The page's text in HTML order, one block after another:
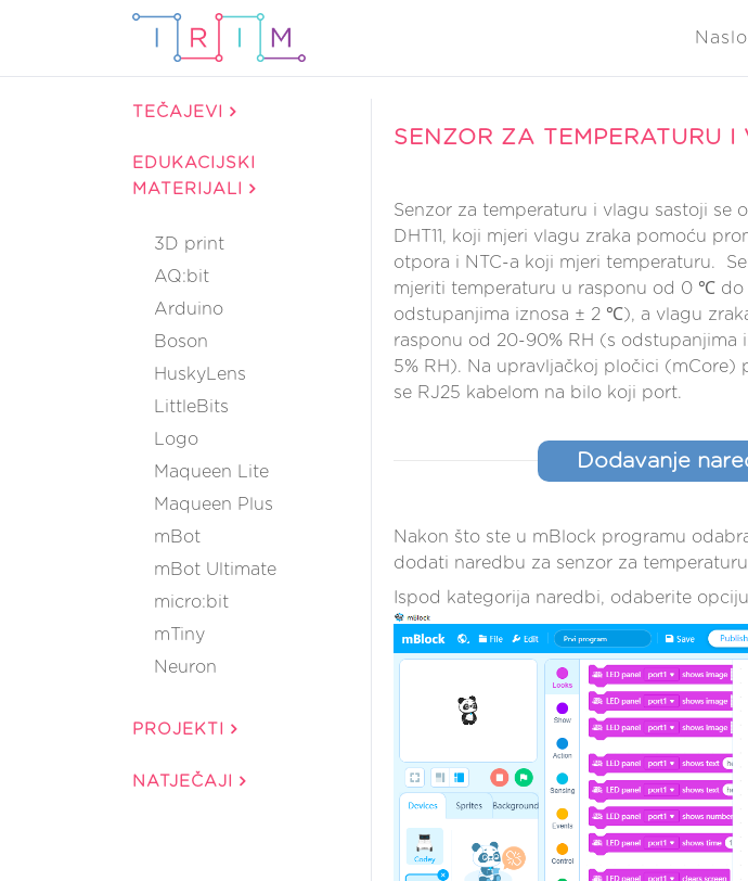
TEČAJEVI
EDUKACIJSKI
MATERIJALI
3D print
AQ:bit
Arduino
Boson
HuskyLens
LittleBits
Logo
Maqueen Lite
Maqueen Plus
mBot
mBot Ultimate
micro:bit
mTiny
Neuron
PROJEKTI
NATJEČAJI
SENZOR ZA TEMPERATURU I
Senzor za temperaturu i vlagu sastoji se
DHT11, koji mjeri vlagu zraka pomoću
otpora i NTC-a koji mjeri temperaturu.
mjeriti temperaturu u rasponu od 0 ℃
odstupanjima iznosa ± 2 ℃), a vlagu
rasponu od 20-90% RH (s odstupanjima
5% RH). Na upravljačkoj pločici (mCore)
se RJ25 kabelom na bilo koji port.
Dodavanje
Nakon što ste u mBlock programu
dodati naredbu za senzor za
Ispod kategorija naredbi, odaberite opciju